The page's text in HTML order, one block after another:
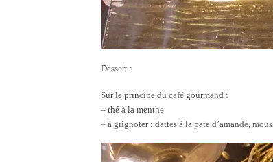
Dessert :
Sur le principe du café gourmand :
– thé à la menthe
– à grignoter : dattes à la pate d’amande,